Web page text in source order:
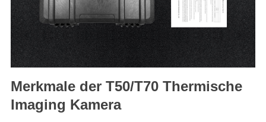
Merkmale der T50/T70 Thermische
Imaging Kamera